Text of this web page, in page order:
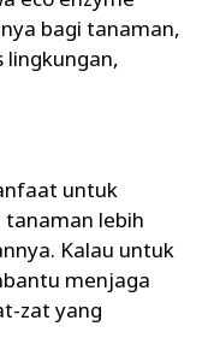
bagi tanaman,
untuk
lebih
Kalau untuk
menjaga
zat yang